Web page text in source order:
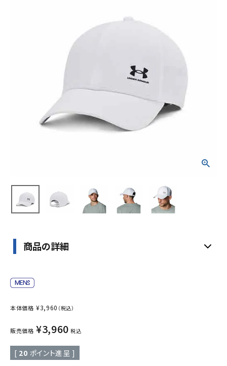
お問い合わせ
商品の詳細
本体価格 ¥3,960 （税込）
販売価格 ¥3,960 税込
[ 20 ポイント進呈 ]